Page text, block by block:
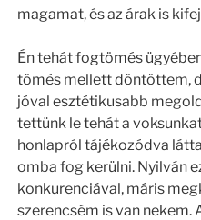
magamat, és az árak is
Én tehát fogtömés
tömés mellett döntöttem,
jóval esztétikusabb
tettünk le tehát a
honlapról tájékozódva
omba fog kerülni. Nyilván
konkurenciával, máris
szerencsém is van